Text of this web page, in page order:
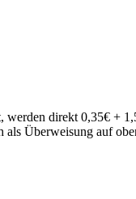
werden direkt 0,35€ +
Überweisung auf